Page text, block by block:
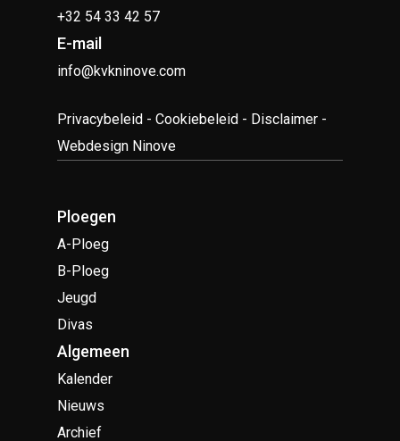
+32 54 33 42 57
E-mail
info@kvkninove.com
Privacybeleid -Cookiebeleid - Disclaimer -
Webdesign Ninove
Ploegen
A-Ploeg
B-Ploeg
Jeugd
Divas
Algemeen
Kalender
Nieuws
Archief